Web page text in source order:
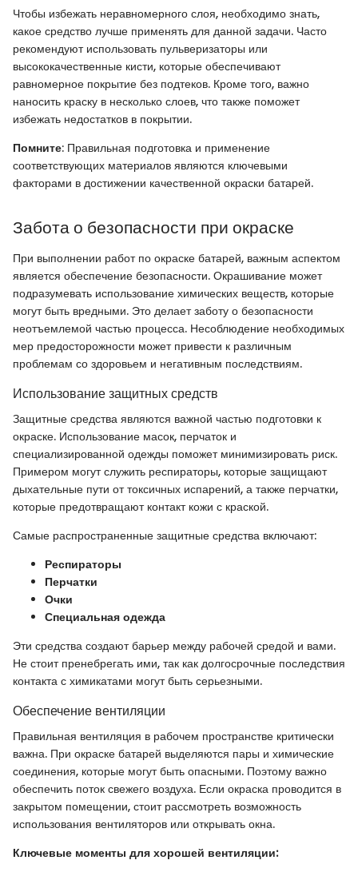
Чтобы избежать неравномерного слоя, необходимо знать,
какое средство лучше применять для данной задачи. Часто
рекомендуют использовать пульверизаторы или
высококачественные кисти, которые обеспечивают
равномерное покрытие без подтеков. Кроме того, важно
наносить краску в несколько слоев, что также поможет
избежать недостатков в покрытии.
Помните: Правильная подготовка и применение
соответствующих материалов являются ключевыми
факторами в достижении качественной окраски батарей.
Забота о безопасности при окраске
При выполнении работ по окраске батарей, важным аспектом
является обеспечение безопасности. Окрашивание может
подразумевать использование химических веществ, которые
могут быть вредными. Это делает заботу о безопасности
неотъемлемой частью процесса. Несоблюдение необходимых
мер предосторожности может привести к различным
проблемам со здоровьем и негативным последствиям.
Использование защитных средств
Защитные средства являются важной частью подготовки к
окраске. Использование масок, перчаток и
специализированной одежды поможет минимизировать риск.
Примером могут служить респираторы, которые защищают
дыхательные пути от токсичных испарений, а также перчатки,
которые предотвращают контакт кожи с краской.
Самые распространенные защитные средства включают:
Респираторы
Перчатки
Очки
Специальная одежда
Эти средства создают барьер между рабочей средой и вами.
Не стоит пренебрегать ими, так как долгосрочные последствия
контакта с химикатами могут быть серьезными.
Обеспечение вентиляции
Правильная вентиляция в рабочем пространстве критически
важна. При окраске батарей выделяются пары и химические
соединения, которые могут быть опасными. Поэтому важно
обеспечить поток свежего воздуха. Если окраска проводится в
закрытом помещении, стоит рассмотреть возможность
использования вентиляторов или открывать окна.
Ключевые моменты для хорошей вентиляции: